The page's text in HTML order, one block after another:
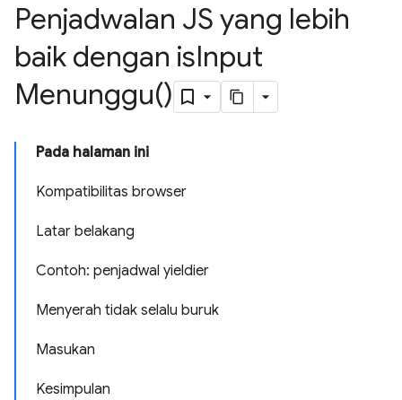
Penjadwalan JS yang lebih
baik dengan isInput
Menunggu()
Pada halaman ini
Kompatibilitas browser
Latar belakang
Contoh: penjadwal yieldier
Menyerah tidak selalu buruk
Masukan
Kesimpulan